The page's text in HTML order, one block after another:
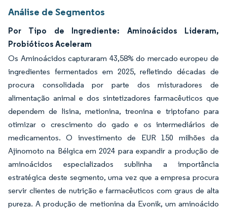
Análise de Segmentos
Por Tipo de Ingrediente: Aminoácidos Lideram,
Probióticos Aceleram
Os Aminoácidos capturaram 43,58% do mercado europeu de
ingredientes fermentados em 2025, refletindo décadas de
procura consolidada por parte dos misturadores de
alimentação animal e dos sintetizadores farmacêuticos que
dependem de lisina, metionina, treonina e triptofano para
otimizar o crescimento do gado e os intermediários de
medicamentos. O investimento de EUR 150 milhões da
Ajinomoto na Bélgica em 2024 para expandir a produção de
aminoácidos especializados sublinha a importância
estratégica deste segmento, uma vez que a empresa procura
servir clientes de nutrição e farmacêuticos com graus de alta
pureza. A produção de metionina da Evonik, um aminoácido